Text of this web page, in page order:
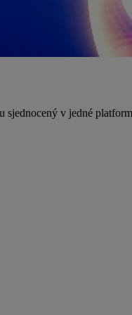
sjednocený v jedné